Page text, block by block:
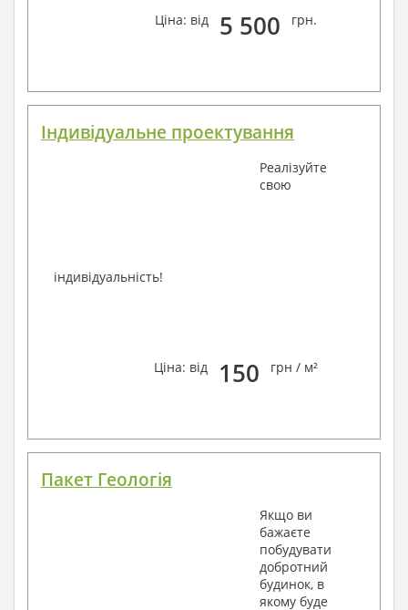
Завжди раді Вам допомогти!
Ціна: від 5 500 грн.
Індивідуальне проектування
Реалізуйте
свою
індивідуальність!
Ціна: від 150 грн / м²
Пакет Геологія
Якщо ви
бажаєте
побудувати
добротний
будинок, в
якому буде